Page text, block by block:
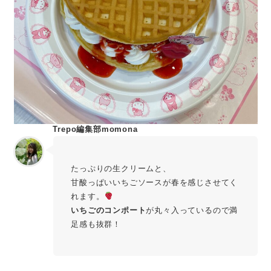
Trepo編集部momona
たっぷりの生クリームと、
甘酸っぱいいちごソースが春を感じさせてく
れます。
いちごのコンポートが丸々入っているので満
足感も抜群！